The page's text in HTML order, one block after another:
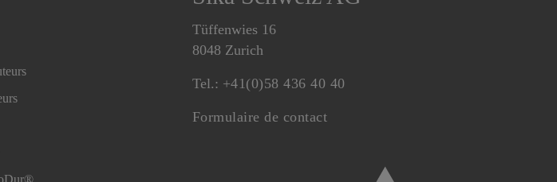
Tüffenwies 16
8048 Zurich
Tel.: +41(0)58 436 40 40
Formulaire de contact